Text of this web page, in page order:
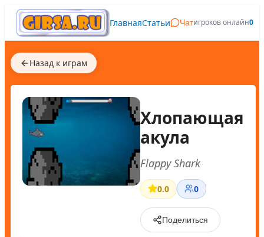
ГлавнаяСтатьи Чатигроков онлайн0
Назад к играм
Хлопающая
акула
Flappy Shark
0.0 0
Поделиться